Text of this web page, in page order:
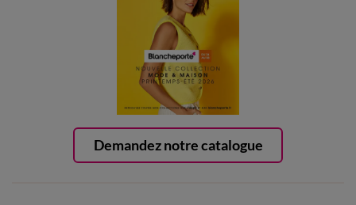
Demandez notre catalogue